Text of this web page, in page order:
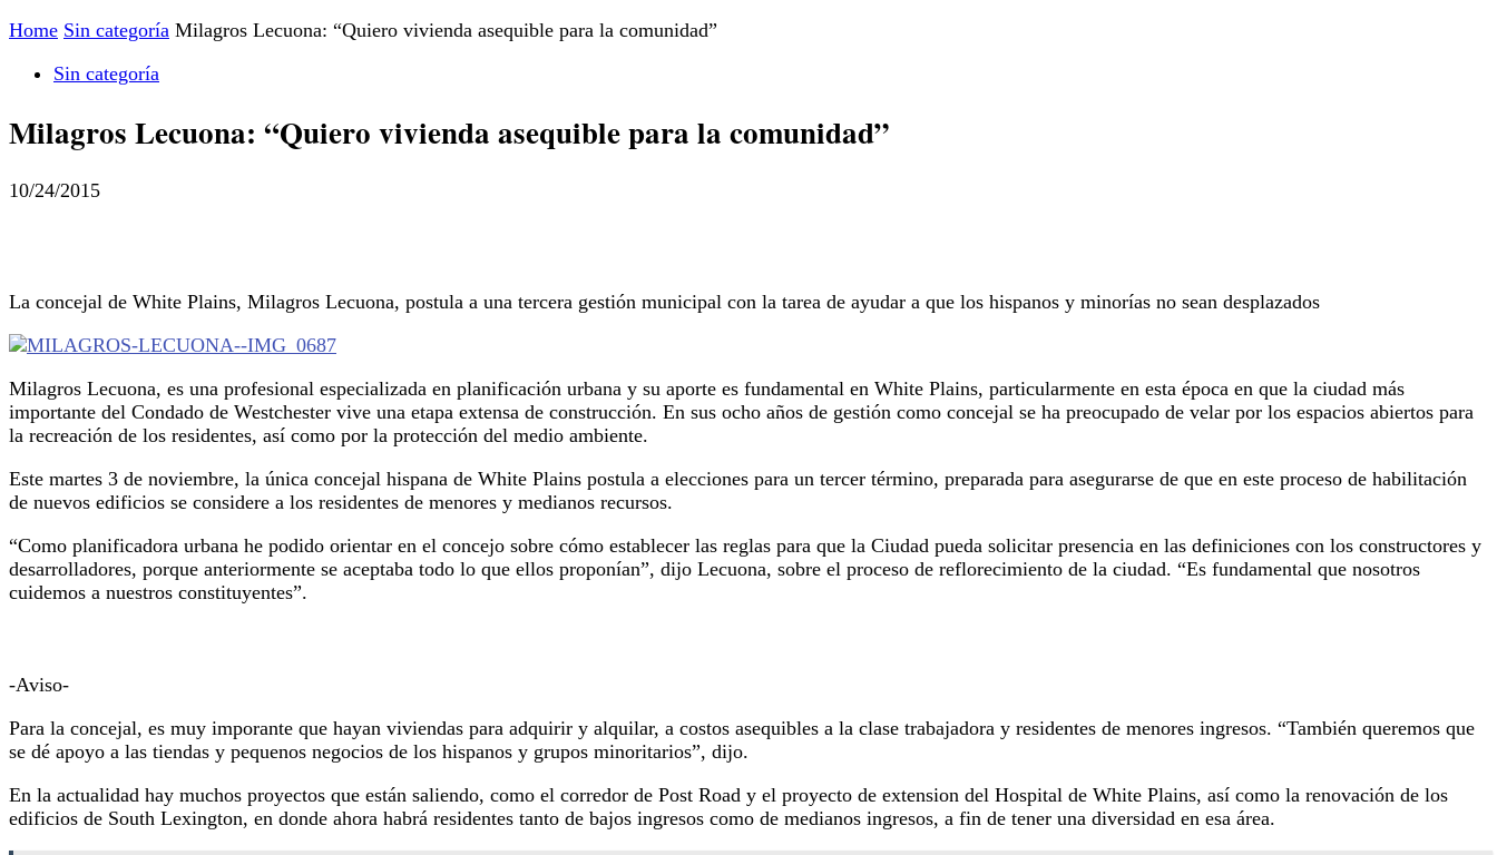
Home Sin categoría Milagros Lecuona: “Quiero vivienda asequible para la comunidad”
Sin categoría
Milagros Lecuona: “Quiero vivienda asequible para la comunidad”
10/24/2015
La concejal de White Plains, Milagros Lecuona, postula a una tercera gestión municipal con la tarea de ayudar a que los hispanos y minorías no sean desplazados
Milagros Lecuona, es una profesional especializada en planificación urbana y su aporte es fundamental en White Plains, particularmente en esta época en que la ciudad más
importante del Condado de Westchester vive una etapa extensa de construcción. En sus ocho años de gestión como concejal se ha preocupado de velar por los espacios abiertos para
la recreación de los residentes, así como por la protección del medio ambiente.
Este martes 3 de noviembre, la única concejal hispana de White Plains postula a elecciones para un tercer término, preparada para asegurarse de que en este proceso de habilitación
de nuevos edificios se considere a los residentes de menores y medianos recursos.
“Como planificadora urbana he podido orientar en el concejo sobre cómo establecer las reglas para que la Ciudad pueda solicitar presencia en las definiciones con los constructores y
desarrolladores, porque anteriormente se aceptaba todo lo que ellos proponían”, dijo Lecuona, sobre el proceso de reflorecimiento de la ciudad. “Es fundamental que nosotros
cuidemos a nuestros constituyentes”.
-Aviso-
Para la concejal, es muy imporante que hayan viviendas para adquirir y alquilar, a costos asequibles a la clase trabajadora y residentes de menores ingresos. “También queremos que
se dé apoyo a las tiendas y pequenos negocios de los hispanos y grupos minoritarios”, dijo.
En la actualidad hay muchos proyectos que están saliendo, como el corredor de Post Road y el proyecto de extension del Hospital de White Plains, así como la renovación de los
edificios de South Lexington, en donde ahora habrá residentes tanto de bajos ingresos como de medianos ingresos, a fin de tener una diversidad en esa área.